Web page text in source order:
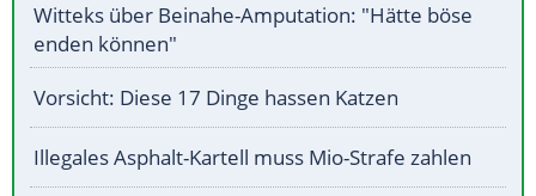
Witteks über Beinahe-Amputation: "Hätte böse
enden können"
Vorsicht: Diese 17 Dinge hassen Katzen
Illegales Asphalt-Kartell muss Mio-Strafe zahlen